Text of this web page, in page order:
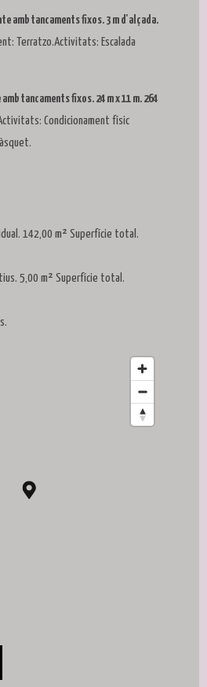
amb tancaments fixos. 3 m d'alçada.
Terratzo.Activitats: Escalada
tancaments fixos. 24 m x 11 m. 264
Condicionament físic
142,00 m² Superfície total.
5,00 m² Superfície total.